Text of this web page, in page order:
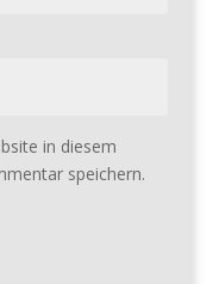
in diesem
speichern.